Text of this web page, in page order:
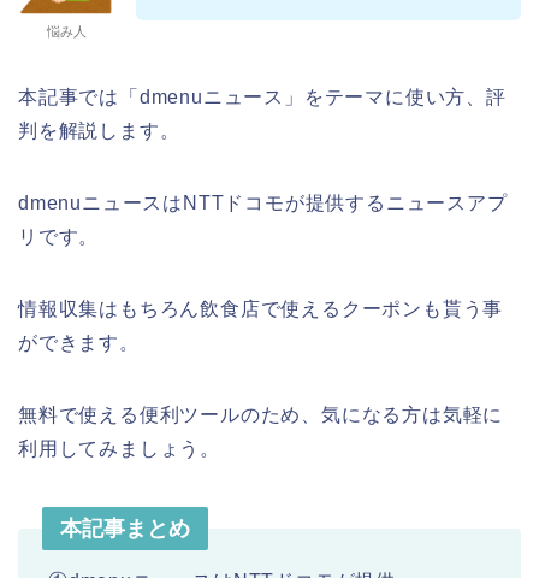
悩み人
本記事では「dmenuニュース」をテーマに使い方、評
判を解説します。
dmenuニュースはNTTドコモが提供するニュースアプ
リです。
情報収集はもちろん飲食店で使えるクーポンも貰う事
ができます。
無料で使える便利ツールのため、気になる方は気軽に
利用してみましょう。
本記事まとめ